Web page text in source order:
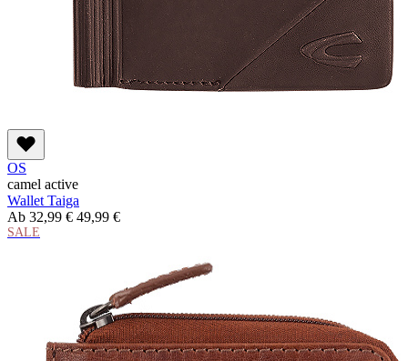
OS
camel active
Wallet Taiga
Ab 32,99 € 49,99 €
SALE